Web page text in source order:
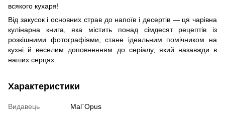
всякого кухаря!
Від закусок і основних страв до напоїв і десертів — ця чарівна
кулінарна книга, яка містить понад сімдесят рецептів із
розкішними фотографіями, стане ідеальним помічником на
кухні й веселим доповненням до серіалу, який назавжди в
наших серцях.
Характеристики
Видавець
Mal`Opus